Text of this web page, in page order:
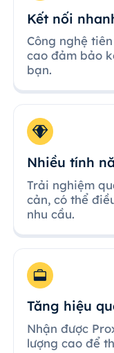
Kết nối
Công nghệ
cao đảm bảo
bạn.
Nhiều tính
Trải nghiệm
cản, có thể
nhu cầu.
Tăng hiệu
Nhận được
lượng cao để